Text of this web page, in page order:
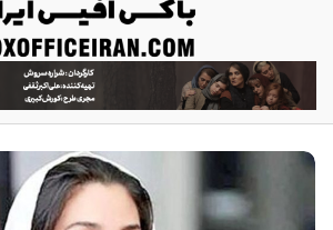
ب
ا
ک
س